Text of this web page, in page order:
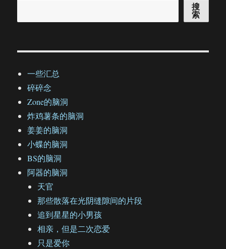
搜
索
一些汇总
碎碎念
Zone的脑洞
炸鸡薯条的脑洞
姜姜的脑洞
小蝶的脑洞
BS的脑洞
阿器的脑洞
天官
那些散落在光阴缝隙间的片段
追到星星的小男孩
相亲，但是二次恋爱
只是爱你